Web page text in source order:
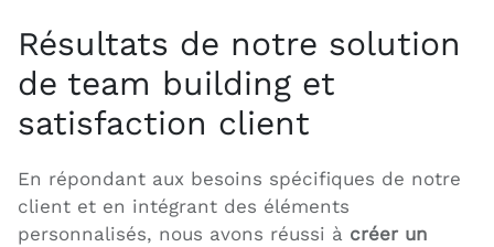
Résultats de notre solution
de team building et
satisfaction client
En répondant aux besoins spécifiques de notre
client et en intégrant des éléments
personnalisés, nous avons réussi à créer un